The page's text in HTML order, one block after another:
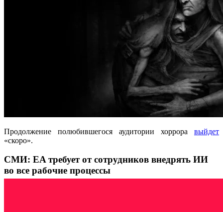
Продолжение полюбившегося аудитории хоррора выйдет
«скоро».
СМИ: EA требует от сотрудников внедрять ИИ
во все рабочие процессы